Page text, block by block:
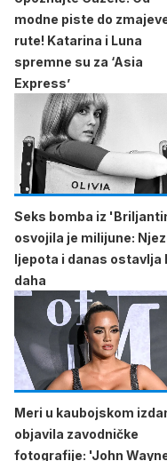
modne piste do
rute! Katarina i Luna
spremne su za ‘Asia
Express’
Seks bomba iz
osvojila je milijune:
ljepota i danas ostavlja
daha
Meri u kaubojskom
objavila zavodničke
fotografije: 'John